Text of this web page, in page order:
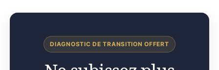
DIAGNOSTIC DE TRANSITION OFFERT